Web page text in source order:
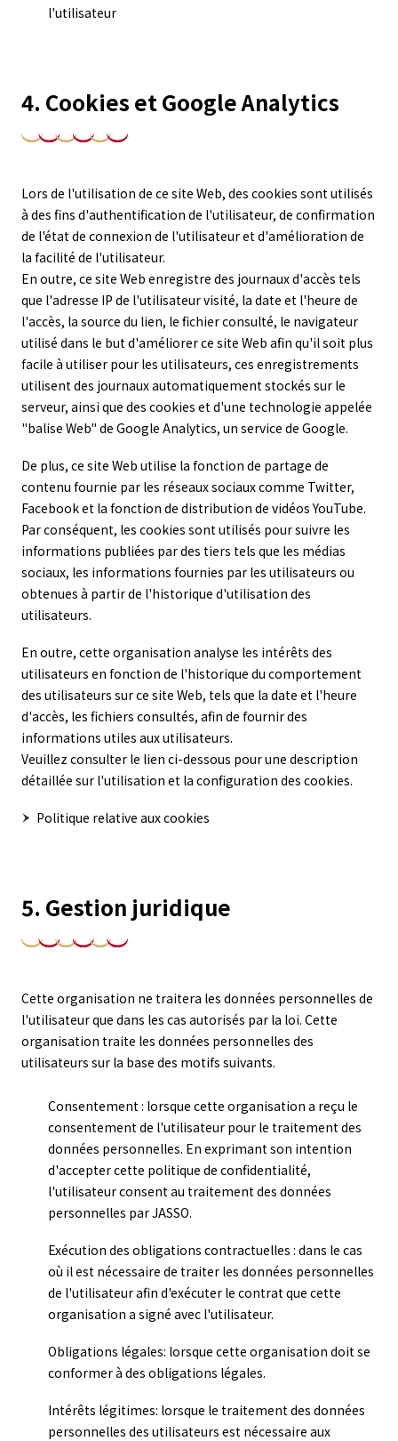
l'utilisateur
4. Cookies et Google Analytics
Lors de l'utilisation de ce site Web, des cookies sont utilisés
à des fins d'authentification de l'utilisateur, de confirmation
de l'état de connexion de l'utilisateur et d'amélioration de
la facilité de l'utilisateur.
En outre, ce site Web enregistre des journaux d'accès tels
que l'adresse IP de l'utilisateur visité, la date et l'heure de
l'accès, la source du lien, le fichier consulté, le navigateur
utilisé dans le but d'améliorer ce site Web afin qu'il soit plus
facile à utiliser pour les utilisateurs, ces enregistrements
utilisent des journaux automatiquement stockés sur le
serveur, ainsi que des cookies et d'une technologie appelée
"balise Web" de Google Analytics, un service de Google.
De plus, ce site Web utilise la fonction de partage de
contenu fournie par les réseaux sociaux comme Twitter,
Facebook et la fonction de distribution de vidéos YouTube.
Par conséquent, les cookies sont utilisés pour suivre les
informations publiées par des tiers tels que les médias
sociaux, les informations fournies par les utilisateurs ou
obtenues à partir de l'historique d'utilisation des
utilisateurs.
En outre, cette organisation analyse les intérêts des
utilisateurs en fonction de l'historique du comportement
des utilisateurs sur ce site Web, tels que la date et l'heure
d'accès, les fichiers consultés, afin de fournir des
informations utiles aux utilisateurs.
Veuillez consulter le lien ci-dessous pour une description
détaillée sur l'utilisation et la configuration des cookies.
Politique relative aux cookies
5. Gestion juridique
Cette organisation ne traitera les données personnelles de
l'utilisateur que dans les cas autorisés par la loi. Cette
organisation traite les données personnelles des
utilisateurs sur la base des motifs suivants.
Consentement : lorsque cette organisation a reçu le
consentement de l'utilisateur pour le traitement des
données personnelles. En exprimant son intention
d'accepter cette politique de confidentialité,
l'utilisateur consent au traitement des données
personnelles par JASSO.
Exécution des obligations contractuelles : dans le cas
où il est nécessaire de traiter les données personnelles
de l'utilisateur afin d'exécuter le contrat que cette
organisation a signé avec l'utilisateur.
Obligations légales: lorsque cette organisation doit se
conformer à des obligations légales.
Intérêts légitimes: lorsque le traitement des données
personnelles des utilisateurs est nécessaire aux